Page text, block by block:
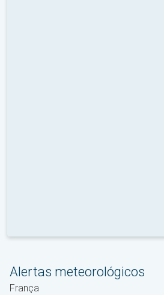
Alertas meteorológicos
França